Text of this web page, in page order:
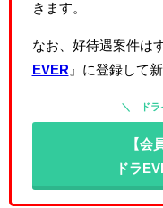
きます。
なお、好待遇案件は
EVER 』に登録して
ド
【会
ドラ